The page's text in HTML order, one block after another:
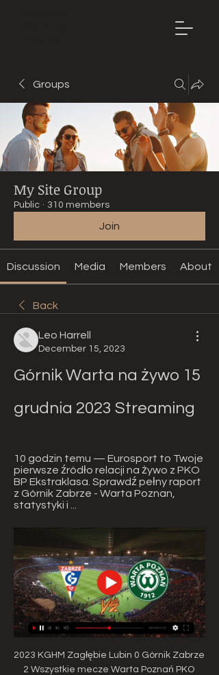
Groups
My Site Group
Public · 310 members
Join
Discussion Media Members About
Back
Leo Harrell
December 15, 2023
Górnik Warta na żywo 15
grudnia 2023 Streaming
10 godzin temu — Eurosport to Twoje
pierwsze źródło relacji na żywo z PKO
BP Ekstraklasa. Sprawdź pełny raport
z Górnik Zabrze - Warta Poznan,
statystyki i ...
2023 KGHM Zagłębie Lubin 0 Górnik Zabrze
2 Wszystkie mecze Warta Poznań PKO